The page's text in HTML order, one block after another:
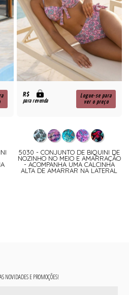
R$
para revenda
Logue-se para
ver o preço
5030 - CONJUNTO DE BIQUINI DE
NOZINHO NO MEIO E AMARRAÇÃO
- ACOMPANHA UMA CALCINHA
ALTA DE AMARRAR NA LATERAL
NOVIDADES E PROMOÇÕES!